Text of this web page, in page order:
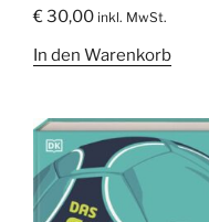
€30,00 inkl. MwSt.
In den Warenkorb